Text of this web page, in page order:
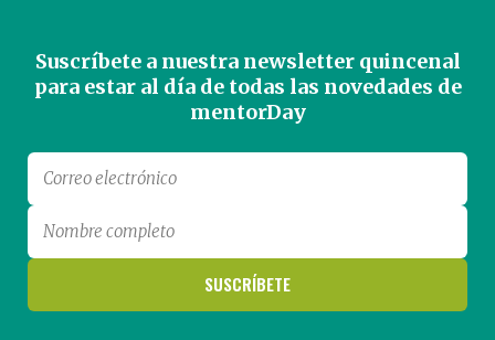
Suscríbete a nuestra newsletter quincenal
para estar al día de todas las novedades de
mentorDay